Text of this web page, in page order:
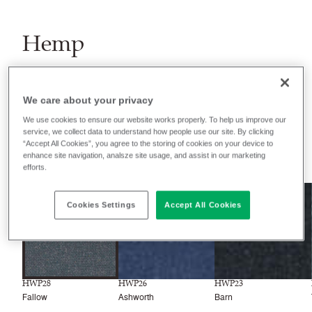
Hemp
Recently launched Phasing out
Farbgruppen
21 Farben
HWP28
Fallow
HWP26
Ashworth
HWP23
Barn
We care about your privacy
We use cookies to ensure our website works properly. To help us improve our
service, we collect data to understand how people use our site. By clicking
“Accept All Cookies”, you agree to the storing of cookies on your device to
enhance site navigation, analsze site usage, and assist in our marketing
efforts.
Cookies Settings Accept All Cookies